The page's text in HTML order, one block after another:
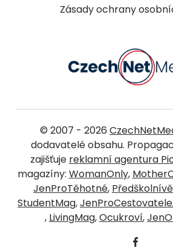
Zásady ochrany
© 2007 - 2026
dodavatelé obsahu.
zajišťuje reklamní agentura
magazíny: WomanOnly,
JenProTěhotné,
StudentMag,JenProCestovatele
, LivingMag,Ocukroví,